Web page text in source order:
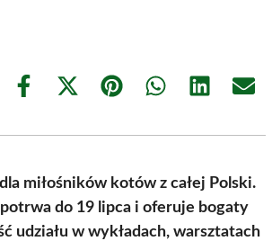
Share
Share
(Twitter)
Share Share Share Share
miłośników kotów z całej Polski.
do 19 lipca i oferuje bogaty
udziału w wykładach, warsztatach